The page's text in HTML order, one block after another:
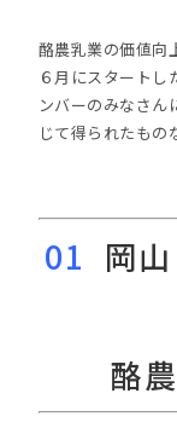
酪農乳業の価値向
６月にスタートし
ンバーのみなさん
じて得られたもの
01 岡
酪